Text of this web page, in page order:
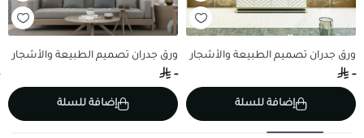
ورق جدران تصميم الطبيعة والأشجار
-
إضافة للسلة
ورق جدران تصميم الطبيعة والأشجار
-
إضافة للسلة